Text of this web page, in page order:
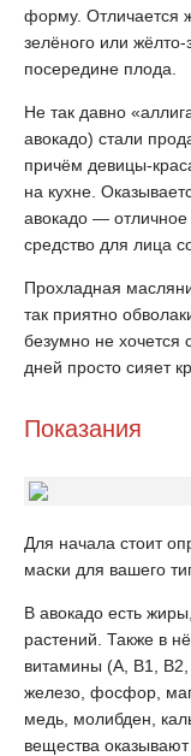
форму. Отличается
зелёного или
посередине плода.
Не так давно
авокадо) стали
причём девицы-
на кухне.
авокадо —
средство для лица
Прохладная
так приятно
безумно не хочется
дней просто сияет
Показания
Для начала стоит
маски для вашего
В авокадо есть
растений. Также в
витамины (А, В1,
железо, фосфор,
медь, молибден,
вещества